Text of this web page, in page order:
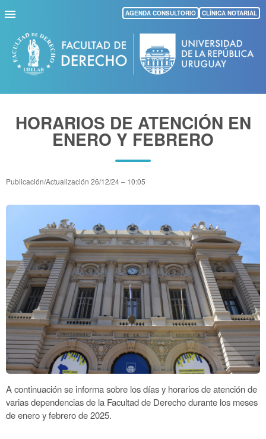
Pasar
al
contenido
principal
AGENDA CONSULTORIO CLÍNICA NOTARIAL
HORARIOS DE ATENCIÓN EN
ENERO Y FEBRERO
Publicación/Actualización 26/12/24 – 10:05
A continuación se informa sobre los días y horarios de atención de
varias dependencias de la Facultad de Derecho durante los meses
de enero y febrero de 2025.